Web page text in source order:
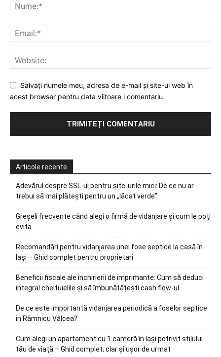
Salvați numele meu, adresa de e-mail și site-ul web în
acest browser pentru data viitoare i comentariu.
Articole recente
Adevărul despre SSL-ul pentru site-urile mici: De ce nu ar
trebui să mai plătești pentru un „lăcat verde”
Greșeli frecvente când alegi o firmă de vidanjare și cum le poți
evita
Recomandări pentru vidanjarea unei fose septice la casă în
Iași – Ghid complet pentru proprietari
Beneficii fiscale ale închirierii de imprimante: Cum să deduci
integral cheltuielile și să îmbunătățești cash flow-ul
De ce este importantă vidanjarea periodică a foselor septice
în Râmnicu Vâlcea?
Cum alegi un apartament cu 1 cameră în Iași potrivit stilului
tău de viață – Ghid complet, clar și ușor de urmat